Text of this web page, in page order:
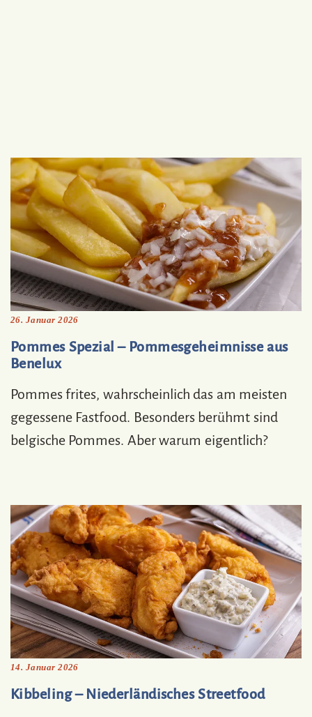
26. Januar 2026
Pommes Spezial – Pommesgeheimnisse aus
Benelux
Pommes frites, wahrscheinlich das am meisten
gegessene Fastfood. Besonders berühmt sind
belgische Pommes. Aber warum eigentlich?
14. Januar 2026
Kibbeling – Niederländisches Streetfood